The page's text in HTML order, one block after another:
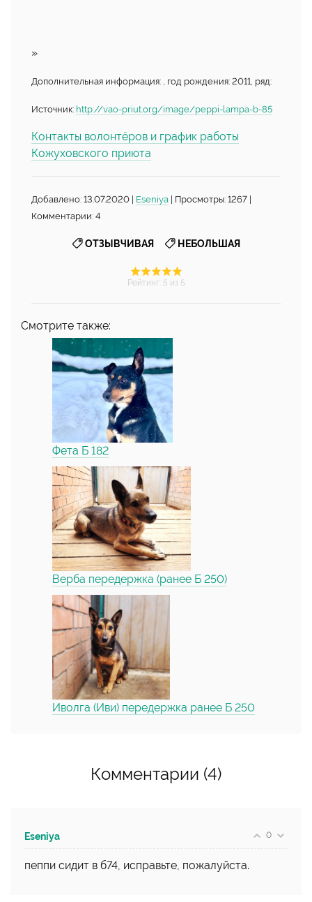
»
Дополнительная информация: , год рождения: 2011, ряд:
Источник: http://vao-priut.org/image/peppi-lampa-b-85
Контакты волонтёров и график работы
Кожуховского приюта
Добавлено: 13.07.2020 | Eseniya | Просмотры: 1267 |
Комментарии: 4
ОТЗЫВЧИВАЯ, НЕБОЛЬШАЯ
Рейтинг: 5 из 5
Смотрите также:
Фета Б 182
Верба передержка (ранее Б 250)
Иволга (Иви) передержка ранее Б 250
Комментарии (4)
0
Eseniya
пеппи сидит в б74, исправьте, пожалуйста.